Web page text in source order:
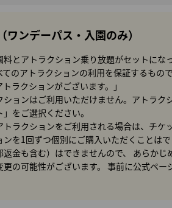
ンデーパス・入園のみ）
とアトラクション乗り放題がセットにな
のアトラクションの利用を保証するも
ラクションがございます。」
ョンはご利用いただけません。アトラ
をご選択ください。
ラクションをご利用される場合は、チ
を1回ずつ個別にご購入いただくことは
金も含む）はできませんので、 あらかじ
の可能性がございます。 事前に公式ペー